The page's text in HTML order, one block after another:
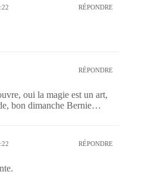
RÉPONDRE
RÉPONDRE
oui la magie est un art,
bon dimanche Bernie…
RÉPONDRE